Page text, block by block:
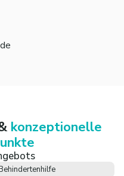
konzeptionelle